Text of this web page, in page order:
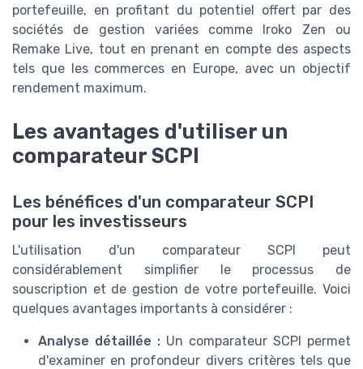
portefeuille, en profitant du potentiel offert par des
sociétés de gestion variées comme Iroko Zen ou
Remake Live, tout en prenant en compte des aspects
tels que les commerces en Europe, avec un objectif
rendement maximum.
Les avantages d'utiliser un
comparateur SCPI
Les bénéfices d'un comparateur SCPI
pour les investisseurs
L'utilisation d'un comparateur SCPI peut
considérablement simplifier le processus de
souscription et de gestion de votre portefeuille. Voici
quelques avantages importants à considérer :
Analyse détaillée : Un comparateur SCPI permet
d'examiner en profondeur divers critères tels que